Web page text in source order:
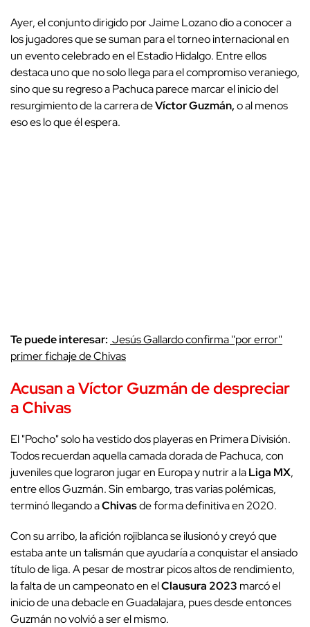
Ayer, el conjunto dirigido por Jaime Lozano dio a conocer a
los jugadores que se suman para el torneo internacional en
un evento celebrado en el Estadio Hidalgo. Entre ellos
destaca uno que no solo llega para el compromiso veraniego,
sino que su regreso a Pachuca parece marcar el inicio del
resurgimiento de la carrera deVíctor Guzmán,o al menos
eso es lo que él espera.
Te puede interesar: Jesús Gallardo confirma ''por error''
primer fichaje de Chivas
Acusan a Víctor Guzmán de despreciar
a Chivas
El "Pocho" solo ha vestido dos playeras en Primera División.
Todos recuerdan aquella camada dorada de Pachuca, con
juveniles que lograron jugar en Europa y nutrir a laLiga MX,
entre ellos Guzmán. Sin embargo, tras varias polémicas,
terminó llegando aChivasde forma definitiva en 2020.
Con su arribo, la afición rojiblanca se ilusionó y creyó que
estaba ante un talismán que ayudaría a conquistar el ansiado
título de liga. A pesar de mostrar picos altos de rendimiento,
la falta de un campeonato en elClausura 2023 marcó el
inicio de una debacle en Guadalajara, pues desde entonces
Guzmán no volvió a ser el mismo.